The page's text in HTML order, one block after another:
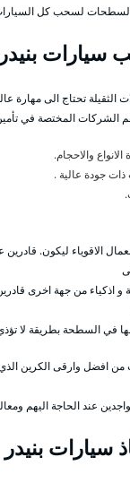
السطحات لسحب كل
بنيدر
الثقيلة تحتاج الى مهارة
الشركات المختصة في
والاحجام.
جودة عالية .
الاقوياء ليكون. قادرين
و اذكياء من جهة اخرى
في السطحة بطريقة لا
افضل وارقى الكرين الذي
عند الحاجة اليهم
سيارات بنيدر